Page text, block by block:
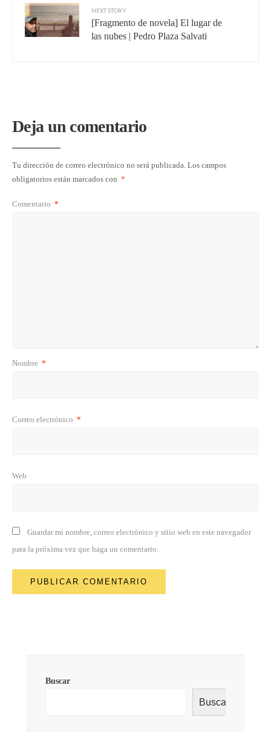
NEXT STORY
[Fragmento de novela] El lugar de
las nubes | Pedro Plaza Salvati
Deja un comentario
Tu dirección de correo electrónico no será publicada. Los campos
obligatorios están marcados con *
Comentario *
Nombre *
Correo electrónico *
Web
Guardar mi nombre, correo electrónico y sitio web en este navegador
para la próxima vez que haga un comentario.
Buscar
Buscar